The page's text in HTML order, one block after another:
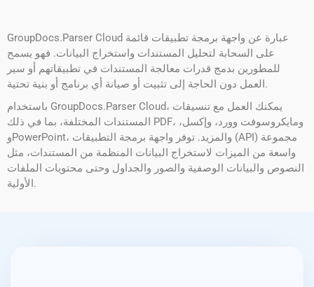
GroupDocs.Parser Cloud عبارة عن واجهة برمجة تطبيقات قائمة
على السحابة لتحليل المستندات واستخراج البيانات. فهو يسمح
للمطورين بدمج قدرات معالجة المستندات في تطبيقاتهم أو سير
العمل دون الحاجة إلى تثبيت أو صيانة أي برنامج أو بنية تحتية.
باستخدام GroupDocs.Parser Cloud، يمكنك العمل مع تنسيقات
المستندات المختلفة، بما في ذلك PDF، ومايكروسوفت وورد، وإكسل،
وPowerPoint، والمزيد. توفر واجهة برمجة التطبيقات (API) مجموعة
واسعة من الميزات لاستخراج البيانات المنظمة من المستندات، مثل
النصوص والبيانات الوصفية والصور والجداول وحتى محتويات الملفات
الأولية.